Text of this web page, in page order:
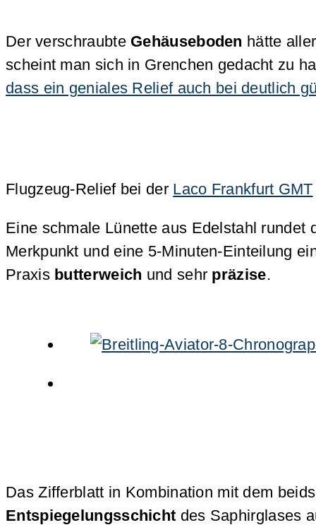
Der verschraubte Gehäuseboden hätte
scheint man sich in Grenchen gedacht zu
dass ein geniales Relief auch bei deutlich
Flugzeug-Relief bei der Laco Frankfurt GMT
Eine schmale Lünette aus Edelstahl
Merkpunkt und eine 5-Minuten-Einteilung
Praxis butterweich und sehr präzise.
Das Zifferblatt in Kombination mit dem
Entspiegelungsschicht des Saphirglases